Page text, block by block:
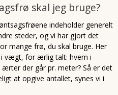
skal jeg bruge?
indeholder generelt
steder, og vi har gjort det
mange frø, du skal bruge. Her
i vægt, for ærlig talt: hvem i
der går pr. meter? Så er det
at opgive antallet, synes vi i